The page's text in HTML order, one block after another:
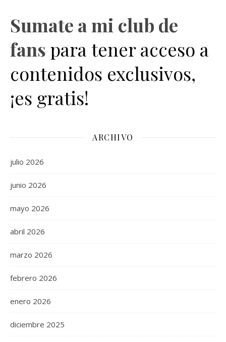
Sumate a mi club de
fans para tener acceso a
contenidos exclusivos,
¡es gratis!
ARCHIVO
julio 2026
junio 2026
mayo 2026
abril 2026
marzo 2026
febrero 2026
enero 2026
diciembre 2025